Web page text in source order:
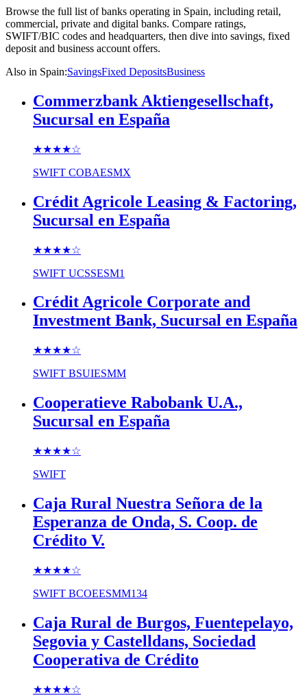
Browse the full list of banks operating in Spain, including retail,
commercial, private and digital banks. Compare ratings,
SWIFT/BIC codes and headquarters, then dive into savings, fixed
deposit and business account offers.
Also in Spain:SavingsFixed DepositsBusiness
Commerzbank Aktiengesellschaft,
Sucursal en España
★★★★☆
SWIFT COBAESMX
Crédit Agricole Leasing & Factoring,
Sucursal en España
★★★★☆
SWIFT UCSSESM1
Crédit Agricole Corporate and
Investment Bank, Sucursal en España
★★★★☆
SWIFT BSUIESMM
Cooperatieve Rabobank U.A.,
Sucursal en España
★★★★☆
SWIFT
Caja Rural Nuestra Señora de la
Esperanza de Onda, S. Coop. de
Crédito V.
★★★★☆
SWIFT BCOEESMM134
Caja Rural de Burgos, Fuentepelayo,
Segovia y Castelldans, Sociedad
Cooperativa de Crédito
★★★★☆